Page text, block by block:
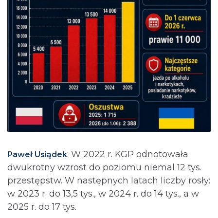
Paweł Usiądek: ⁨W 2022 r. KGP odnotowała
dwukrotny wzrost do poziomu niemal 12 tys.
przestępstw. W następnych latach liczby rosły:
w 2023 r. do 13,5 tys., w 2024 r. do 14 tys., a w
2025 r. do 17 tys.